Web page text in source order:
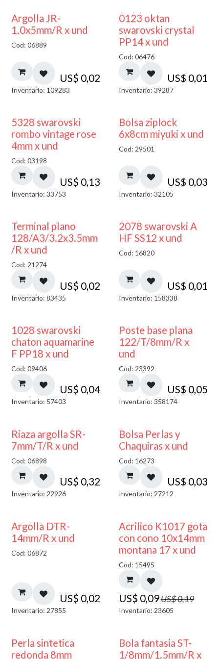
Argolla JR-
1.0x5mm/R x und
Cod: 06889
US$ 0,02
Inventario: 109283
0123 oktan
swarovski crystal
PP14 x und
Cod: 06476
US$ 0,01
Inventario: 39287
5328 swarovski
rombo vintage rose
4mm x und
Cod: 03198
US$ 0,13
Inventario: 33753
¡NUEVO!
Bolsa ziplock
6x8cm miyuki x und
Cod: 29501
US$ 0,03
Inventario: 32105
Terminal plano
128/A3/3.2x3.5mm
/R x und
Cod: 21274
US$ 0,02
Inventario: 83435
2078 swarovski A
HF SS12 x und
Cod: 16820
US$ 0,01
Inventario: 158338
1028 swarovski
chaton aquamarine
F PP18 x und
Cod: 09406
US$ 0,04
Inventario: 57403
Poste base plana
122/T/8mm/R x
und
Cod: 23392
US$ 0,05
Inventario: 358174
Riaza argolla SR-
7mm/T/R x und
Cod: 06898
US$ 0,32
Inventario: 22926
Bolsa Perlas y
Chaquiras x und
Cod: 16273
US$ 0,03
Inventario: 27212
Argolla DTR-
14mm/R x und
Cod: 06872
US$ 0,02
Inventario: 27855
50% DESCUENTO
Acrilico K1017 gota
con cono 10x14mm
montana 17 x und
Cod: 15495
US$ 0,09US$0,19
Inventario: 23605
Perla sintetica
redonda 8mm
Bola fantasia ST-
1/8mm/1.5mm/R x